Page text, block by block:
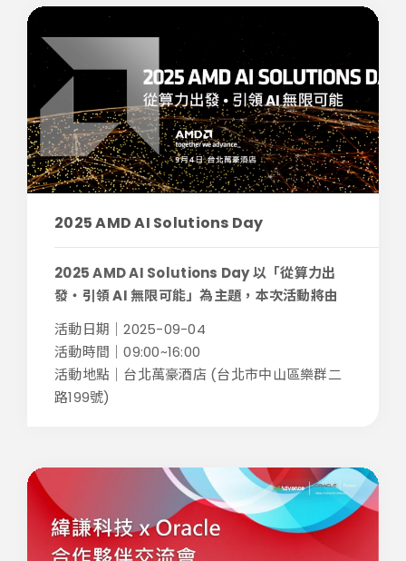
2025 AMD AI Solutions Day
2025 AMD AI Solutions Day 以「從算力出
發・引領 AI 無限可能」為主題，本次活動將由
AM...
活動日期｜2025-09-04
活動時間｜09:00~16:00
活動地點｜台北萬豪酒店 (台北市中山區樂群二
路199號)